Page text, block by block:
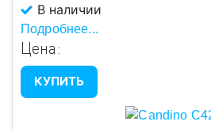
наличии
В наличии
Подробнее...
Цена:
КУПИТЬ